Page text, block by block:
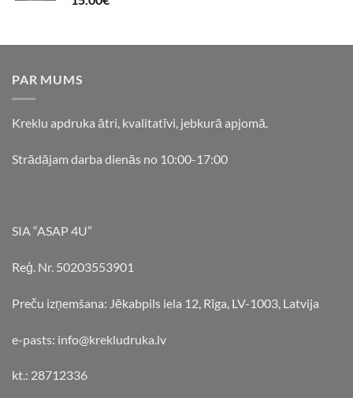
PAR MUMS
Kreklu apdruka ātri, kvalitatīvi, jebkurā apjomā.
Strādājam darba dienās no 10:00-17:00
SIA “ASAP 4U”
Reģ. Nr. 50203553901
Preču izņemšana: Jēkabpils iela 12, Rīga, LV-1003, Latvija
e-pasts: info@krekludruka.lv
kt.: 28712336